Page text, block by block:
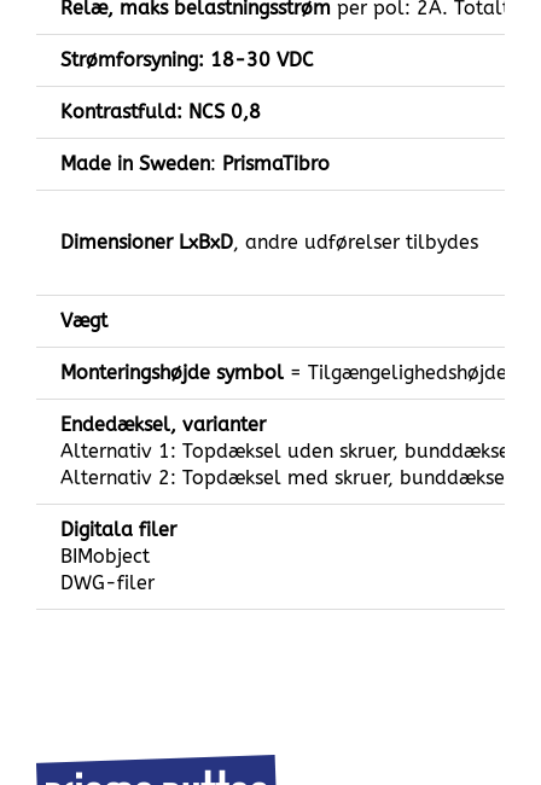
Relæ, maks belastningsstrømper pol: 2A. Totalt
Strømforsyning: 18-30 VDC
Kontrastfuld: NCS 0,8
Made in Sweden: PrismaTibro
Dimensioner LxBxD, andre udførelser tilbydes
Vægt
Monteringshøjde symbol = Tilgængelighedshøjde
Endedæksel, varianter
Alternativ 1: Topdæksel uden skruer, bunddæksel
Alternativ 2: Topdæksel med skruer, bunddæksel
Digitala filer
BIMobject
DWG-filer